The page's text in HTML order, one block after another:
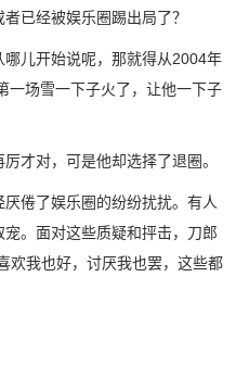
已经被娱乐圈踢出局了？
儿开始说呢，那就得从2004年
一场雪一下子火了，让他一下子
才对，可是他却选择了退圈。
倦了娱乐圈的纷纷扰扰。有人
。面对这些质疑和抨击，刀郎
欢我也好，讨厌我也罢，这些都